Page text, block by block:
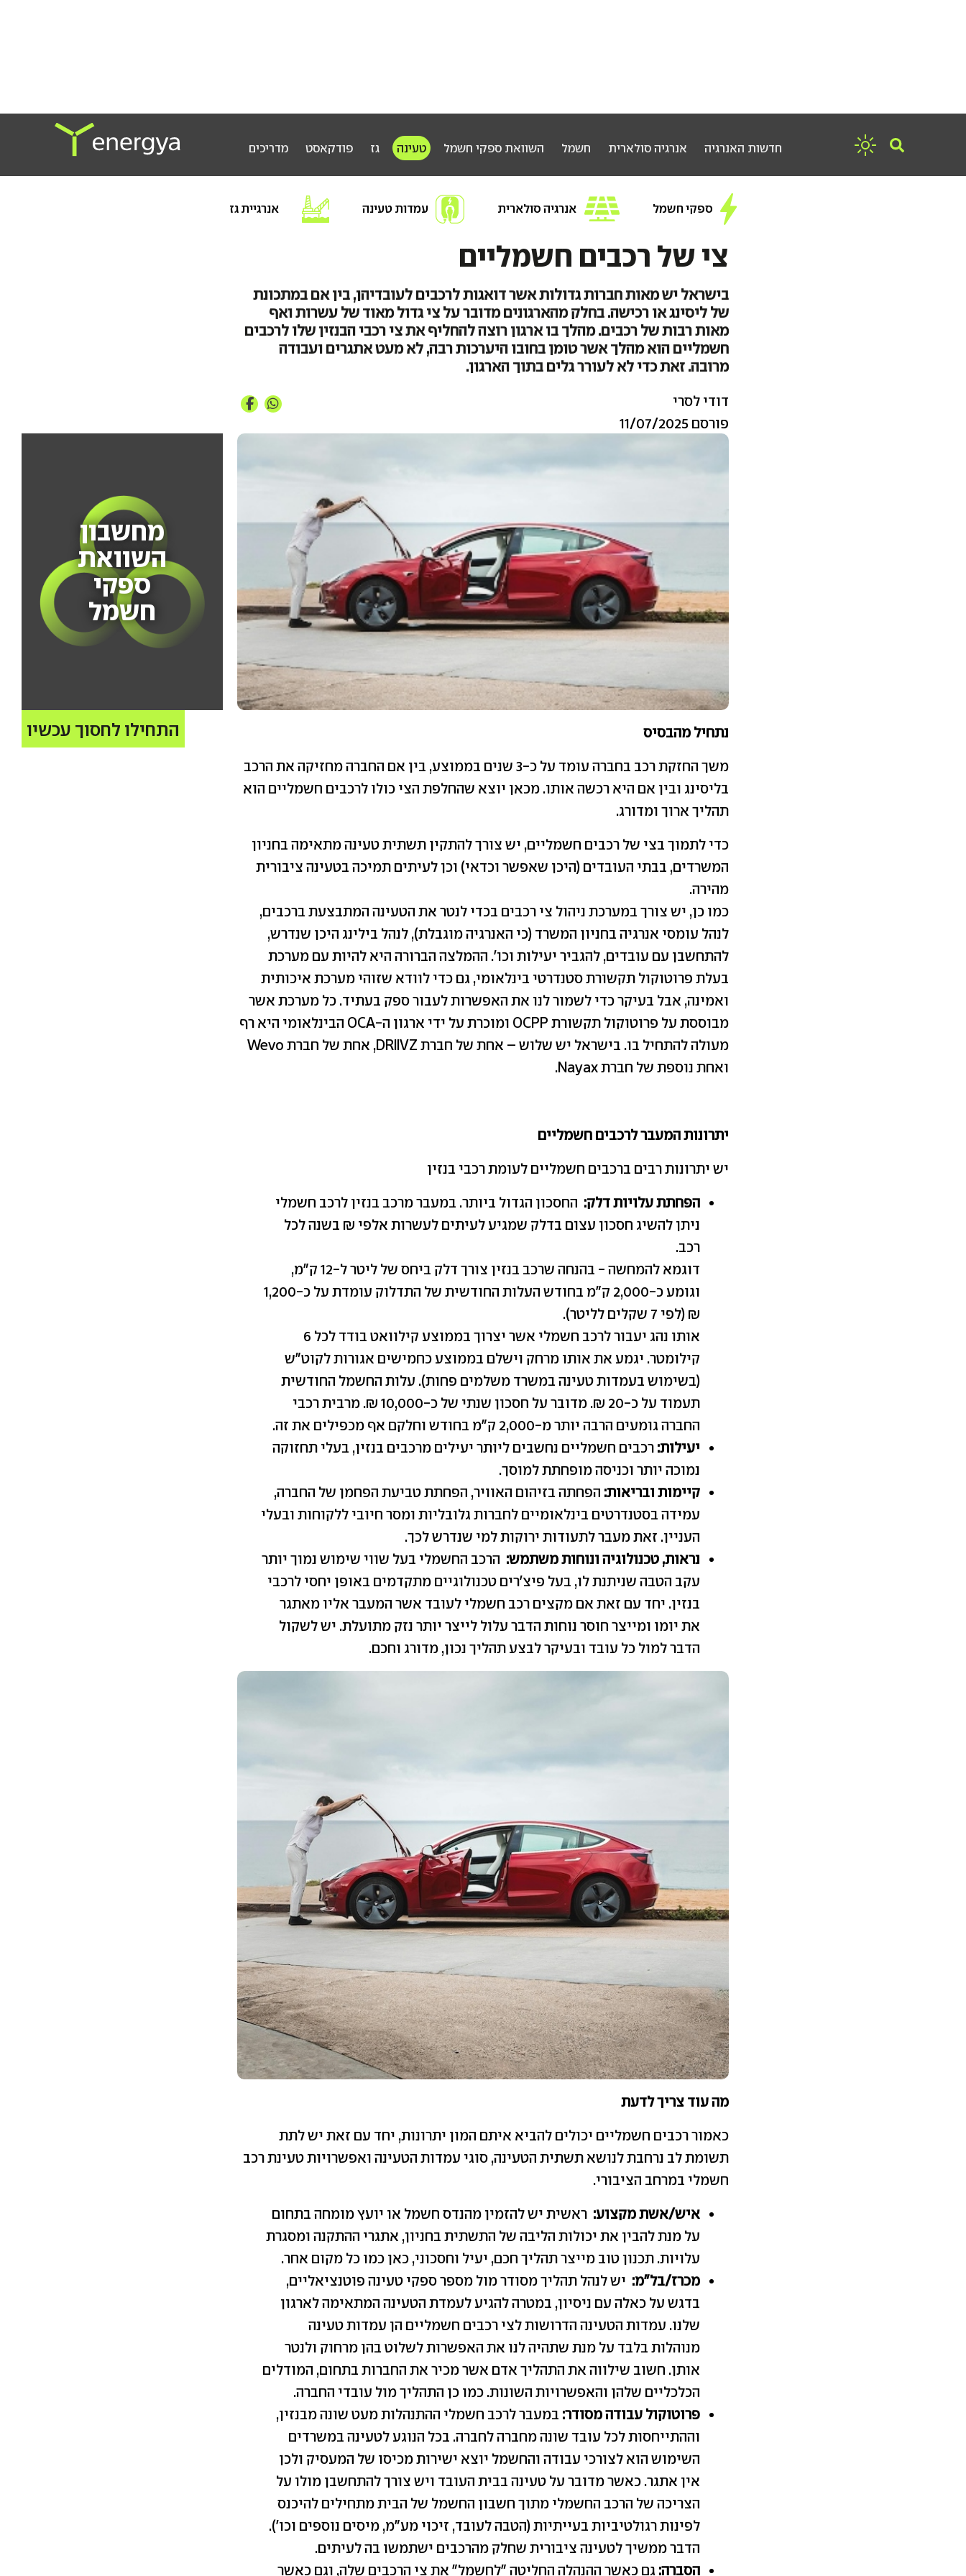
חפשו אנרגיה
חדשות האנרגיה אנרגיה סולארית חשמל השוואת ספקי חשמל טעינה גז פודקאסט מדריכים
ספקי חשמל אנרגיה סולארית עמדות טעינה אנרגיית גז
צי של רכבים חשמליים
בישראל יש מאות חברות גדולות אשר דואגות לרכבים לעובדיהן, בין אם במתכונת
של ליסינג או רכישה. בחלק מהארגונים מדובר על צי גדול מאוד של עשרות ואף
מאות רבות של רכבים. מהלך בו ארגון רוצה להחליף את צי רכבי הבנזין שלו לרכבים
חשמליים הוא מהלך אשר טומן בחובו היערכות רבה, לא מעט אתגרים ועבודה
מרובה. זאת כדי לא לעורר גלים בתוך הארגון.
מחשבון
השוואת
ספקי
חשמל
התחילו לחסוך עכשיו
דודי לסרי
פורסם 11/07/2025
נתחיל מהבסיס
משך החזקת רכב בחברה עומד על כ-3 שנים בממוצע, בין אם החברה מחזיקה את הרכב
בליסינג ובין אם היא רכשה אותו. מכאן יוצא שהחלפת הצי כולו לרכבים חשמליים הוא
תהליך ארוך ומדורג.
כדי לתמוך בצי של רכבים חשמליים, יש צורך להתקין תשתית טעינה מתאימה בחניון
המשרדים, בבתי העובדים (היכן שאפשר וכדאי) וכן לעיתים תמיכה בטעינה ציבורית
מהירה.
כמו כן, יש צורך במערכת ניהול צי רכבים בכדי לנטר את הטעינה המתבצעת ברכבים,
לנהל עומסי אנרגיה בחניון המשרד (כי האנרגיה מוגבלת), לנהל בילינג היכן שנדרש,
להתחשבן עם עובדים, להגביר יעילות וכו'. ההמלצה הברורה היא להיות עם מערכת
בעלת פרוטוקול תקשורת סטנדרטי בינלאומי, גם כדי לוודא שזוהי מערכת איכותית
ואמינה, אבל בעיקר כדי לשמור לנו את האפשרות לעבור ספק בעתיד. כל מערכת אשר
מבוססת על פרוטוקול תקשורת OCPP ומוכרת על ידי ארגון ה-OCA הבינלאומי היא רף
מעולה להתחיל בו. בישראל יש שלוש – אחת של חברת DRIIVZ, אחת של חברת Wevo
ואחת נוספת של חברתNayax
.
יתרונות המעבר לרכבים חשמליים
יש יתרונות רבים ברכבים חשמליים לעומת רכבי בנזין
הפחתת עלויות דלק: החסכון הגדול ביותר. במעבר מרכב בנזין לרכב חשמלי
ניתן להשיג חסכון עצום בדלק שמגיע לעיתים לעשרות אלפי ₪ בשנה לכל
רכב.
דוגמא להמחשה - בהנחה שרכב בנזין צורך דלק ביחס של ליטר ל-12 ק"מ,
וגומע כ-2,000 ק"מ בחודש העלות החודשית של התדלוק עומדת על כ-1,200
₪ (לפי 7 שקלים לליטר).
אותו נהג יעבור לרכב חשמלי אשר יצרוך בממוצע קילוואט בודד לכל 6
קילומטר. יגמע את אותו מרחק וישלם בממוצע כחמישים אגורות לקוט"ש
(בשימוש בעמדות טעינה במשרד משלמים פחות). עלות החשמל החודשית
תעמוד על כ-20 ₪. מדובר על חסכון שנתי של כ-10,000 ₪. מרבית רכבי
החברה גומעים הרבה יותר מ-2,000 ק"מ בחודש וחלקם אף מכפילים את זה.
יעילות: רכבים חשמליים נחשבים ליותר יעילים מרכבים בנזין, בעלי תחזוקה
נמוכה יותר וכניסה מופחתת למוסך.
קיימות ובריאות: הפחתה בזיהום האוויר, הפחתת טביעת הפחמן של החברה,
עמידה בסטנדרטים בינלאומיים לחברות גלובליות ומסר חיובי ללקוחות ובעלי
העניין. זאת מעבר לתעודות ירוקות למי שנדרש לכך.
נראות, טכנולוגיה ונוחות משתמש: הרכב החשמלי בעל שווי שימוש נמוך יותר
עקב הטבה שניתנת לו, בעל פיצ'רים טכנולוגיים מתקדמים באופן יחסי לרכבי
בנזין. יחד עם זאת אם מקצים רכב חשמלי לעובד אשר המעבר אליו מאתגר
את יומו ומייצר חוסר נוחות הדבר עלול לייצר יותר נזק מתועלת. יש לשקול
הדבר למול כל עובד ובעיקר לבצע תהליך נכון, מדורג וחכם.
מה עוד צריך לדעת
כאמור רכבים חשמליים יכולים להביא איתם המון יתרונות, יחד עם זאת יש לתת
תשומת לב נרחבת לנושא תשתית הטעינה, סוגי עמדות הטעינה ואפשרויות טעינת רכב
חשמלי במרחב הציבורי.
איש/אשת מקצוע: ראשית יש להזמין מהנדס חשמל או יועץ מומחה בתחום
על מנת להבין את יכולות הליבה של התשתית בחניון, אתגרי ההתקנה ומסגרת
עלויות. תכנון טוב מייצר תהליך חכם, יעיל וחסכוני, כאן כמו כל מקום אחר.
מכרז/בל"מ: יש לנהל תהליך מסודר מול מספר ספקי טעינה פוטנציאליים,
בדגש על כאלה עם ניסיון, במטרה להגיע לעמדת הטעינה המתאימה לארגון
שלנו. עמדות הטעינה הדרושות לצי רכבים חשמליים הן עמדות טעינה
מנוהלות בלבד על מנת שתהיה לנו את האפשרות לשלוט בהן מרחוק ולנטר
אותן. חשוב שילווה את התהליך אדם אשר מכיר את החברות בתחום, המודלים
הכלכליים שלהן והאפשרויות השונות. כמו כן התהליך מול עובדי החברה.
פרוטוקול עבודה מסודר: במעבר לרכב חשמלי ההתנהלות מעט שונה מבנזין,
וההתייחסות לכל עובד שונה מחברה לחברה. בכל הנוגע לטעינה במשרדים
השימוש הוא לצורכי עבודה והחשמל יוצא ישירות מכיסו של המעסיק ולכן
אין אתגר. כאשר מדובר על טעינה בבית העובד ויש צורך להתחשבן מולו על
הצריכה של הרכב החשמלי מתוך חשבון החשמל של הבית מתחילים להיכנס
לפינות רגולטיביות בעייתיות (הטבה לעובד, זיכוי מע"מ, מיסים נוספים וכו').
הדבר ממשיך לטעינה ציבורית שחלק מהרכבים ישתמשו בה לעיתים.
הסברה: גם כאשר ההנהלה החליטה "לחשמל" את צי הרכבים שלה, וגם כאשר